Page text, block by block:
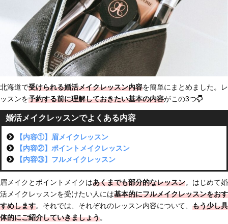
北海道で受けられる婚活メイクレッスン内容を簡単にまとめました。レ
ッスンを予約する前に理解しておきたい基本の内容がこの3つ
婚活メイクレッスンでよくある内容
【内容①】眉メイクレッスン
【内容②】ポイントメイクレッスン
【内容③】フルメイクレッスン
眉メイクとポイントメイクはあくまでも部分的なレッスン。はじめて婚
活メイクレッスンを受けたい人には基本的にフルメイクレッスンをおす
すめします。それでは、それぞれのレッスン内容について、 もう少し具
体的にご紹介していきましょう。